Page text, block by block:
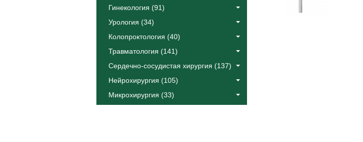
Гинекология (91)
Урология (34)
Колопроктология (40)
Травматология (141)
Сердечно-сосудистая хирургия (137)
Нейрохирургия (105)
Микрохирургия (33)